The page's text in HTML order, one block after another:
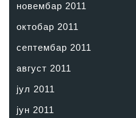
новембар 2011
октобар 2011
септембар 2011
август 2011
јул 2011
јун 2011